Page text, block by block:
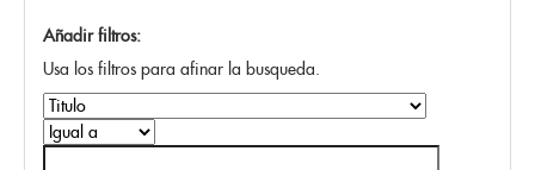
Añadir filtros:
Usa los filtros para afinar la busqueda.